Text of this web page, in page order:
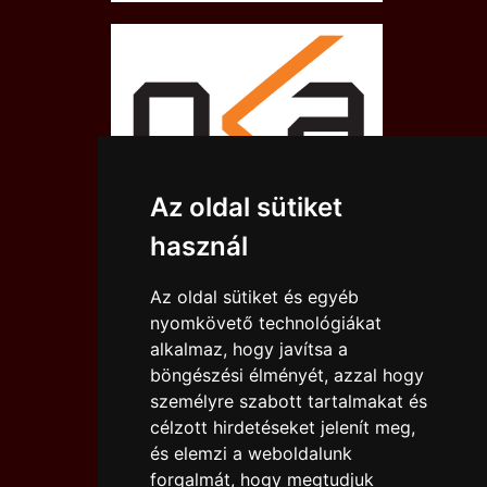
Az oldal sütiket
használ
Az oldal sütiket és egyéb
nyomkövető technológiákat
alkalmaz, hogy javítsa a
böngészési élményét, azzal hogy
személyre szabott tartalmakat és
célzott hirdetéseket jelenít meg,
és elemzi a weboldalunk
forgalmát, hogy megtudjuk
IMPRESSZUM